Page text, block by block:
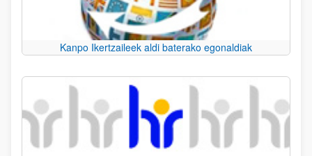
Kanpo Ikertzaileek aldi baterako egonaldiak